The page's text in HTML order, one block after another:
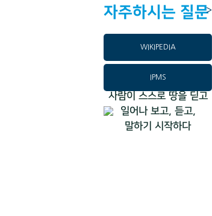
자주하시는 질문>
WIKIPEDIA
IPMS
사람이 스스로 땅을 딛고
일어나 보고, 듣고,
말하기 시작하다